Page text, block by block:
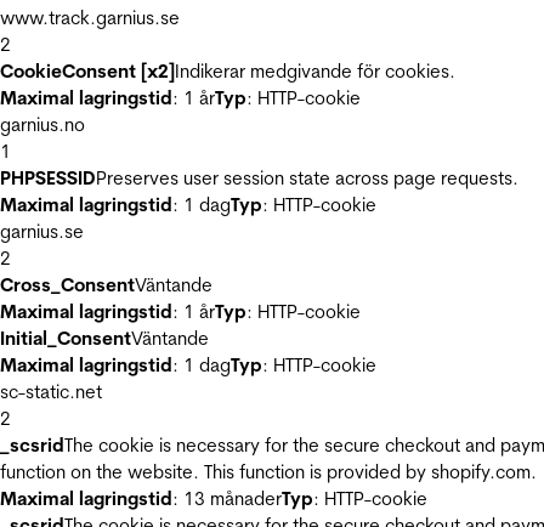
www.track.garnius.se
2
CookieConsent [x2]Indikerar medgivande för cookies.
Maximal lagringstid: 1 årTyp: HTTP-cookie
garnius.no
1
PHPSESSIDPreserves user session state across page requests.
Maximal lagringstid: 1 dagTyp: HTTP-cookie
garnius.se
2
Cross_ConsentVäntande
Maximal lagringstid: 1 årTyp: HTTP-cookie
Initial_ConsentVäntande
Maximal lagringstid: 1 dagTyp: HTTP-cookie
sc-static.net
2
_scsridThe cookie is necessary for the secure checkout and
function on the website. This function is provided by shopify.com.
Maximal lagringstid: 13 månaderTyp: HTTP-cookie